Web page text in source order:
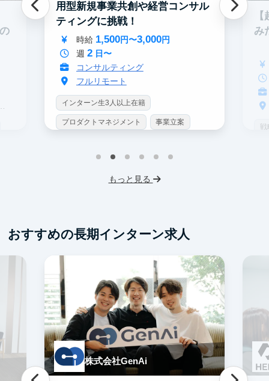
用型新規事業共創や経営コンサル
ティングに挑戦！
時給 1,500円〜3,000円
週 2日〜
コンサルティング
フルリモート
インターン生3人以上在籍
プロダクトマネジメント 事業立案
シンクタンク IT業界
スタートアップ 土日勤務可
み
戦
もっと見る
おすすめの長期インターン求人
株式会社GenAi